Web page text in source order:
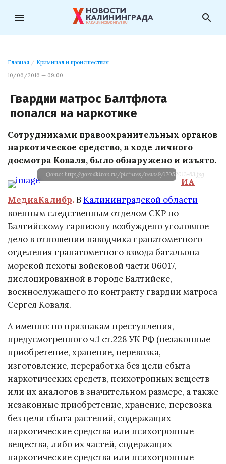
menu search
Главная / Криминал и происшествия
10/06/2016 — 09:00
Гвардии матрос Балтфлота
попался на наркотике
Сотрудниками правоохранительных органов
наркотическое средство, в ходе личного
досмотра Коваля, было обнаружено и изъято.
Фото: http://gorodkirov.ru/pictures/news9/17052013-63.jpg
ИА
МедиаКалибр.ВКалининградской области
военным следственным отделом СКР по
Балтийскому гарнизону возбуждено уголовное
дело в отношении наводчика гранатометного
отделения гранатометного взвода батальона
морской пехоты войсковой части 06017,
дислоцированной в городе Балтийске,
военнослужащего по контракту гвардии матроса
Сергея Коваля.
А именно: по признакам преступления,
предусмотренного ч.1 ст.228 УК РФ (незаконные
приобретение, хранение, перевозка,
изготовление, переработка без цели сбыта
наркотических средств, психотропных веществ
или их аналогов в значительном размере, а также
незаконные приобретение, хранение, перевозка
без цели сбыта растений, содержащих
наркотические средства или психотропные
вещества, либо их частей, содержащих
наркотические средства или психотропные